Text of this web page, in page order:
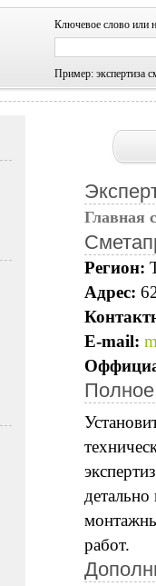
Ключевое слово или
Пример: экспертиза
Главная
Регион:
Адрес:
E-mail:
работ.